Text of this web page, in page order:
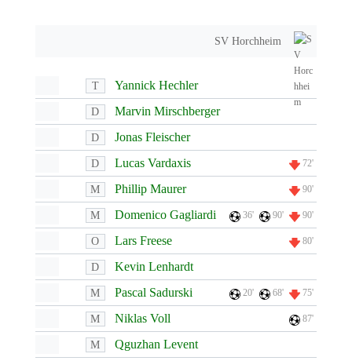
SV Horchheim
T Yannick Hechler
D Marvin Mirschberger
D Jonas Fleischer
D Lucas Vardaxis 72'
M Phillip Maurer 90'
M Domenico Gagliardi 36' 90' 90'
O Lars Freese 80'
D Kevin Lenhardt
M Pascal Sadurski 20' 68' 75'
M Niklas Voll 87'
M Qguzhan Levent